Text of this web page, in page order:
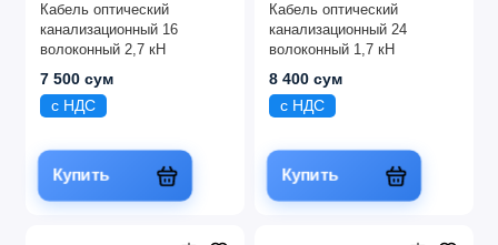
Кабель оптический
канализационный 16
волоконный 2,7 кН
7 500 сум
с НДС
Купить
Кабель оптический
канализационный 24
волоконный 1,7 кН
8 400 сум
с НДС
Купить